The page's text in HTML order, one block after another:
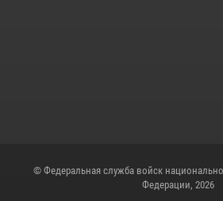
© Федеральная служба войск
Федерации, 2026